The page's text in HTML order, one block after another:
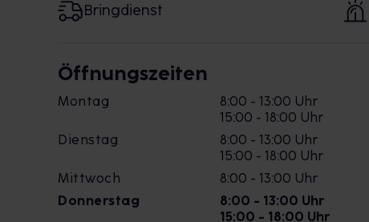
Bringdienst
Öffnungszeiten
Montag
8:00 - 13:00 Uhr
15:00 - 18:00 Uhr
Dienstag
8:00 - 13:00 Uhr
15:00 - 18:00 Uhr
Mittwoch
8:00 - 13:00 Uhr
Donnerstag
8:00 - 13:00 Uhr
15:00 - 18:00 Uhr